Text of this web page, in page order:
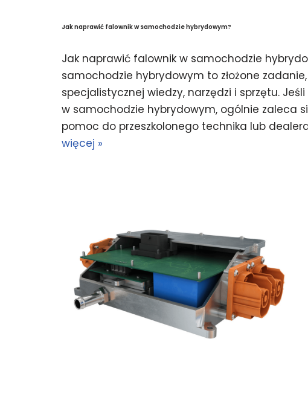
Jak naprawić falownik w samochodzie hybrydowym?
Jak naprawić falownik w samochodzie
samochodzie hybrydowym to złożone
specjalistycznej wiedzy, narzędzi i sprzętu.
w samochodzie hybrydowym, ogólnie zaleca
pomoc do przeszkolonego technika lub
więcej »